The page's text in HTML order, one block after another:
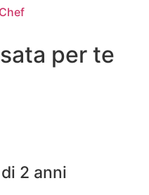
Chef
per te
2 anni